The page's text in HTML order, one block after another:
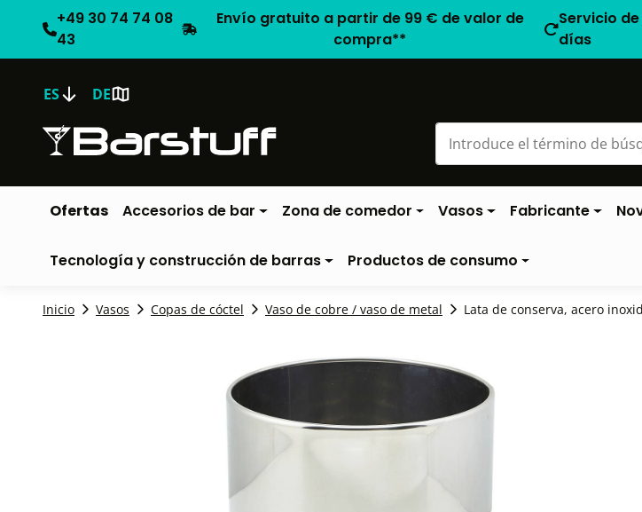
+49 30 74 74 08
43
Envío gratuito a partir de 99 € de valor de
compra**
Servicio
días
ES DE
Ofertas Accesorios de bar Zona de comedor Vasos Fabricante
Tecnología y construcción de barras Productos de consumo
Inicio Vasos Copas de cóctel Vaso de cobre / vaso de metal Lata de conserva, acero